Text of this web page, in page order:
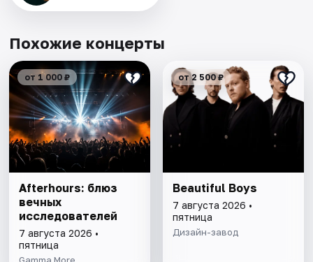
Похожие концерты
от 1 000 ₽
Afterhours: блюз
вечных
исследователей
7 августа 2026 •
пятница
от 2 500 ₽
Beautiful Boys
7 августа 2026 •
пятница
Дизайн-завод